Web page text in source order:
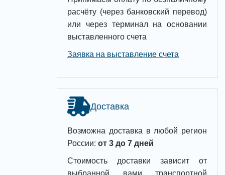
расчёту (через банковский перевод)
или через терминал на основании
выставленного счета
Заявка на выставление счета
Доставка
Возможна доставка в любой регион
России: от 3 до 7 дней
Стоимость доставки зависит от